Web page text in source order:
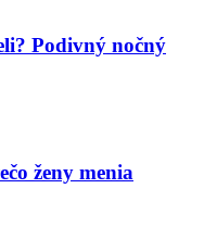
Podivný nočný
ženy menia